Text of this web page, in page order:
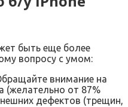
быть еще более
вопросу с умом:
внимание на
(желательно от 87%
дефектов (трещин,